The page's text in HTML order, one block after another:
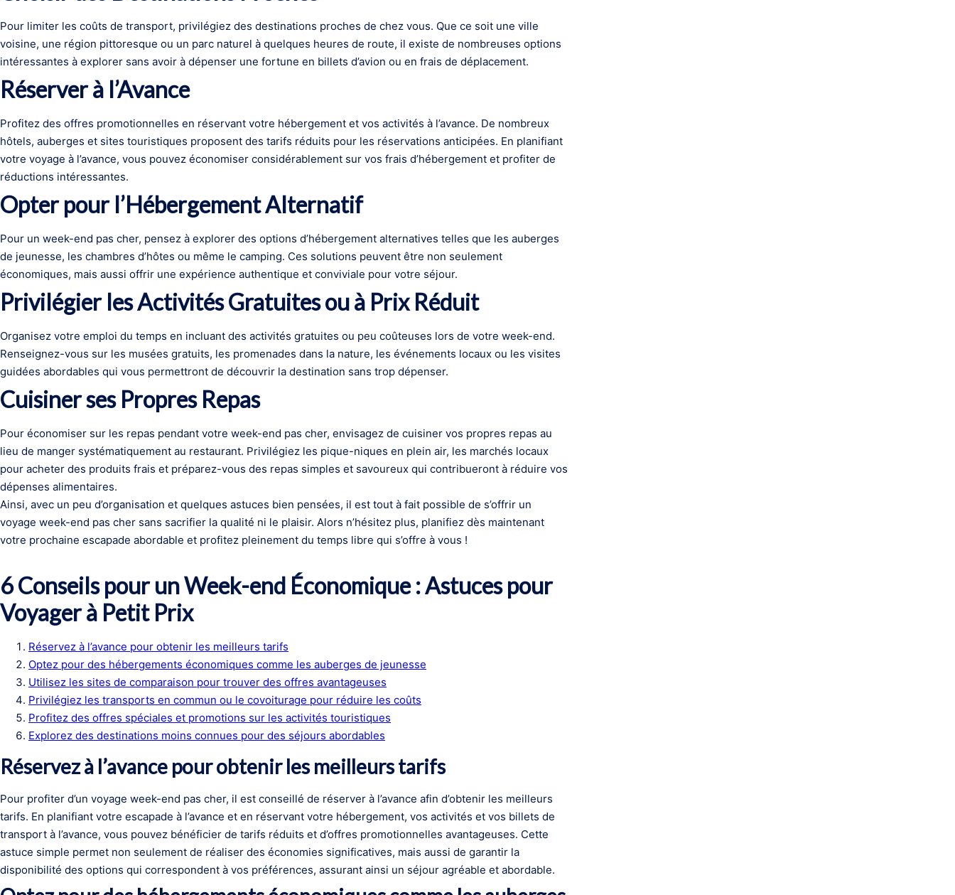
Pour limiter les coûts de transport, privilégiez des destinations proches de chez vous. Que ce soit une ville
voisine, une région pittoresque ou un parc naturel à quelques heures de route, il existe de nombreuses options
intéressantes à explorer sans avoir à dépenser une fortune en billets d’avion ou en frais de déplacement.
Réserver à l’Avance
Profitez des offres promotionnelles en réservant votre hébergement et vos activités à l’avance. De nombreux
hôtels, auberges et sites touristiques proposent des tarifs réduits pour les réservations anticipées. En planifiant
votre voyage à l’avance, vous pouvez économiser considérablement sur vos frais d’hébergement et profiter de
réductions intéressantes.
Opter pour l’Hébergement Alternatif
Pour un week-end pas cher, pensez à explorer des options d’hébergement alternatives telles que les auberges
de jeunesse, les chambres d’hôtes ou même le camping. Ces solutions peuvent être non seulement
économiques, mais aussi offrir une expérience authentique et conviviale pour votre séjour.
Privilégier les Activités Gratuites ou à Prix Réduit
Organisez votre emploi du temps en incluant des activités gratuites ou peu coûteuses lors de votre week-end.
Renseignez-vous sur les musées gratuits, les promenades dans la nature, les événements locaux ou les visites
guidées abordables qui vous permettront de découvrir la destination sans trop dépenser.
Cuisiner ses Propres Repas
Pour économiser sur les repas pendant votre week-end pas cher, envisagez de cuisiner vos propres repas au
lieu de manger systématiquement au restaurant. Privilégiez les pique-niques en plein air, les marchés locaux
pour acheter des produits frais et préparez-vous des repas simples et savoureux qui contribueront à réduire vos
dépenses alimentaires.
Ainsi, avec un peu d’organisation et quelques astuces bien pensées, il est tout à fait possible de s’offrir un
voyage week-end pas cher sans sacrifier la qualité ni le plaisir. Alors n’hésitez plus, planifiez dès maintenant
votre prochaine escapade abordable et profitez pleinement du temps libre qui s’offre à vous !
6 Conseils pour un Week-end Économique : Astuces pour
Voyager à Petit Prix
Réservez à l’avance pour obtenir les meilleurs tarifs
Optez pour des hébergements économiques comme les auberges de jeunesse
Utilisez les sites de comparaison pour trouver des offres avantageuses
Privilégiez les transports en commun ou le covoiturage pour réduire les coûts
Profitez des offres spéciales et promotions sur les activités touristiques
Explorez des destinations moins connues pour des séjours abordables
Réservez à l’avance pour obtenir les meilleurs tarifs
Pour profiter d’un voyage week-end pas cher, il est conseillé de réserver à l’avance afin d’obtenir les meilleurs
tarifs. En planifiant votre escapade à l’avance et en réservant votre hébergement, vos activités et vos billets de
transport à l’avance, vous pouvez bénéficier de tarifs réduits et d’offres promotionnelles avantageuses. Cette
astuce simple permet non seulement de réaliser des économies significatives, mais aussi de garantir la
disponibilité des options qui correspondent à vos préférences, assurant ainsi un séjour agréable et abordable.